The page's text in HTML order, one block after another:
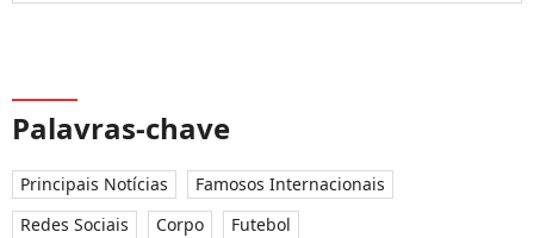
Palavras-chave
Principais Notícias
Famosos Internacionais
Redes Sociais
Corpo Futebol